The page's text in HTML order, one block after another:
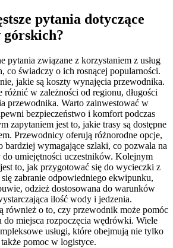
pytania dotyczące
pytania związane z korzystaniem z usług
co świadczy o ich rosnącej popularności.
jakie są koszty wynajęcia przewodnika.
różnić w zależności od regionu, długości
przewodnika. Warto zainwestować w
bezpieczeństwo i komfort podczas
zapytaniem jest to, jakie trasy są dostępne
Przewodnicy oferują różnorodne opcje,
bardziej wymagające szlaki, co pozwala na
umiejętności uczestników. Kolejnym
to, jak przygotować się do wycieczki z
zabranie odpowiedniego ekwipunku,
odzież dostosowana do warunków
ilość wody i jedzenia.
również o to, czy przewodnik może pomóc
do miejsca rozpoczęcia wędrówki. Wiele
usługi, które obejmują nie tylko
pomoc w logistyce.